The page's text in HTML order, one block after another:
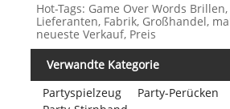
Hot-Tags: Game Over Words
Lieferanten, Fabrik, Großhandel,
neueste Verkauf, Preis
Verwandte Kategorie
Partyspielzeug
Party-Perücken